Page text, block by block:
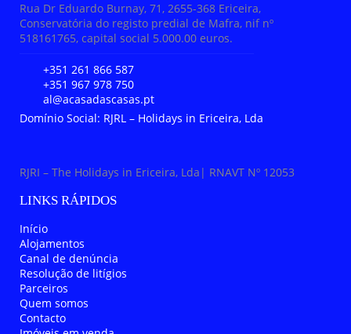
Rua Dr Eduardo Burnay, 71, 2655-368 Ericeira,
Conservatória do registo predial de Mafra, nif nº
518161765, capital social 5.000.00 euros.
+351 261 866 587
+351 967 978 750
al@acasadascasas.pt
Domínio Social: RJRL – Holidays in Ericeira, Lda
RJRI – The Holidays in Ericeira, Lda| RNAVT Nº 12053
LINKS RÁPIDOS
Início
Alojamentos
Canal de denúncia
Resolução de litígios
Parceiros
Quem somos
Contacto